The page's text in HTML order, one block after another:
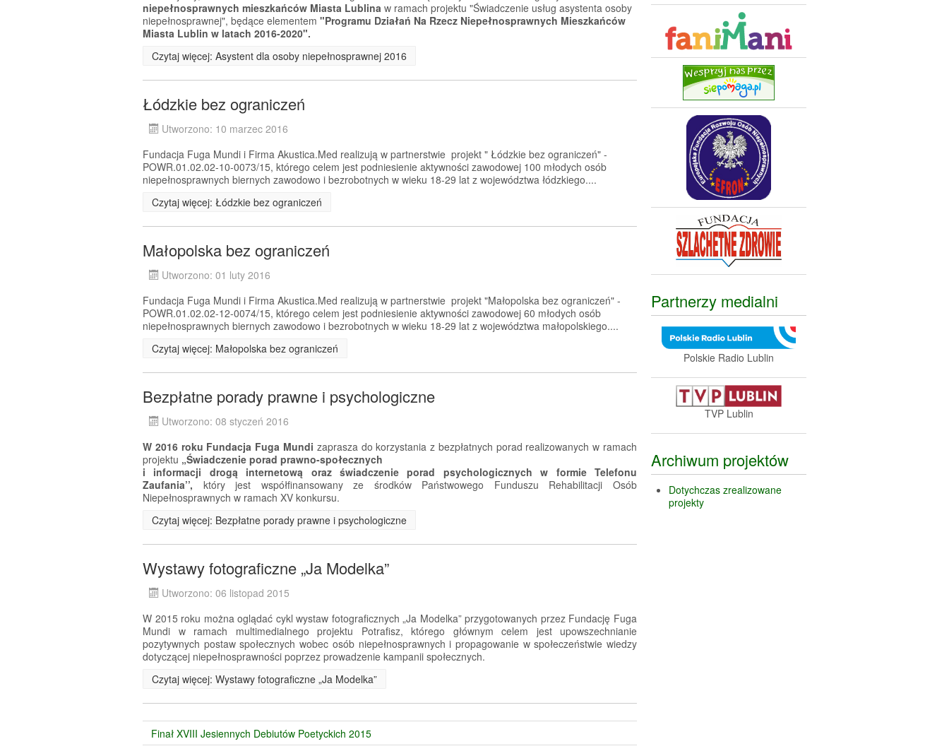
niepełnosprawnych mieszkańców Miasta Lublina w ramach projektu "Świadczenie usług asystenta osoby
niepełnosprawnej", będące elementem "Programu Działań Na Rzecz Niepełnosprawnych Mieszkańców
Miasta Lublin w latach 2016-2020".
Czytaj więcej: Asystent dla osoby niepełnosprawnej 2016
Łódzkie bez ograniczeń
Utworzono: 10 marzec 2016
Fundacja Fuga Mundi i Firma Akustica.Med realizują w partnerstwie projekt " Łódzkie bez ograniczeń" -
POWR.01.02.02-10-0073/15, którego celem jest podniesienie aktywności zawodowej 100 młodych osób
niepełnosprawnych biernych zawodowo i bezrobotnych w wieku 18-29 lat z województwa łódzkiego....
Czytaj więcej: Łódzkie bez ograniczeń
Małopolska bez ograniczeń
Utworzono: 01 luty 2016
Fundacja Fuga Mundi i Firma Akustica.Med realizują w partnerstwie projekt "Małopolska bez ograniczeń" -
POWR.01.02.02-12-0074/15, którego celem jest podniesienie aktywności zawodowej 60 młodych osób
niepełnosprawnych biernych zawodowo i bezrobotnych w wieku 18-29 lat z województwa małopolskiego....
Czytaj więcej: Małopolska bez ograniczeń
Bezpłatne porady prawne i psychologiczne
Utworzono: 08 styczeń 2016
W 2016 roku Fundacja Fuga Mundi zaprasza do korzystania z bezpłatnych porad realizowanych w ramach
projektu „Świadczenie porad prawno-społecznych
i informacji drogą internetową oraz świadczenie porad psychologicznych w formie Telefonu
Zaufania’’, który jest współfinansowany ze środków Państwowego Funduszu Rehabilitacji Osób
Niepełnosprawnych w ramach XV konkursu.
Czytaj więcej: Bezpłatne porady prawne i psychologiczne
Wystawy fotograficzne „Ja Modelka”
Utworzono: 06 listopad 2015
W 2015 roku można oglądać cykl wystaw fotograficznych „Ja Modelka” przygotowanych przez Fundację Fuga
Mundi w ramach multimedialnego projektu Potrafisz, którego głównym celem jest upowszechnianie
pozytywnych postaw społecznych wobec osób niepełnosprawnych i propagowanie w społeczeństwie wiedzy
dotyczącej niepełnosprawności poprzez prowadzenie kampanii społecznych.
Czytaj więcej: Wystawy fotograficzne „Ja Modelka”
Finał XVIII Jesiennych Debiutów Poetyckich 2015
Partnerzy medialni
Polskie Radio Lublin
TVP Lublin
Archiwum projektów
Dotychczas zrealizowane
projekty